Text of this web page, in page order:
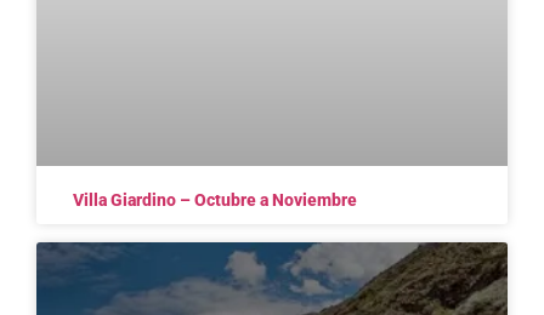
Villa Giardino – Octubre a Noviembre